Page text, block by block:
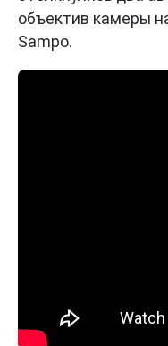
объектив камеры
Sampo.